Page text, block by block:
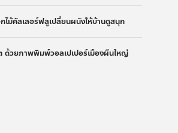
ม้คัลเลอร์ฟลูเปลี่ยนผนังให้บ้านดูสนุก
ด้วยภาพพิมพ์วอลเปเปอร์เมืองผืนใหญ่